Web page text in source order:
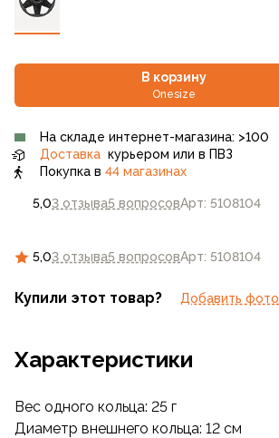
5,03 отзыва5 вопросовАрт: 5108104
В корзину
Onesize
5,03 отзыва5 вопросовАрт: 5108104
На складе интернет-магазина: >100
Доставка курьером или в ПВЗ
Покупка в 44 магазинах
Купили этот товар? Добавить фото
Характеристики
Вес одного кольца: 25 г
Диаметр внешнего кольца: 12 см